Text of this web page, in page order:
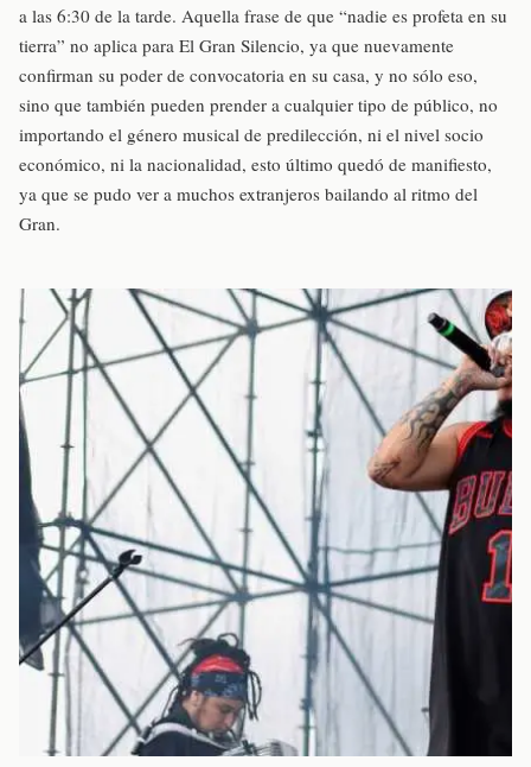
a las 6:30 de la tarde. Aquella frase de que “nadie es profeta en su
tierra” no aplica para El Gran Silencio, ya que nuevamente
confirman su poder de convocatoria en su casa, y no sólo eso,
sino que también pueden prender a cualquier tipo de público, no
importando el género musical de predilección, ni el nivel socio
económico, ni la nacionalidad, esto último quedó de manifiesto,
ya que se pudo ver a muchos extranjeros bailando al ritmo del
Gran.